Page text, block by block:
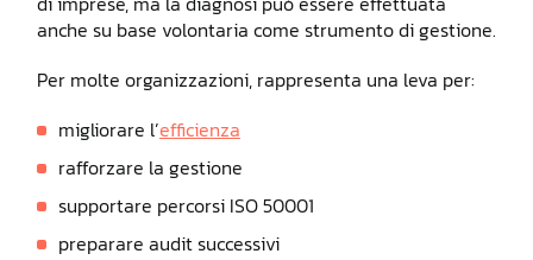
anche su base volontaria come strumento di gestione.
Per molte organizzazioni, rappresenta una leva per:
migliorare l’efficienza
rafforzare la gestione
supportare percorsi ISO 50001
preparare audit successivi